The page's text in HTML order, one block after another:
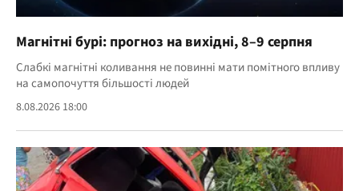
Магнітні бурі: прогноз на вихідні, 8–9 серпня
Слабкі магнітні коливання не повинні мати помітного впливу
на самопочуття більшості людей
8.08.2026 18:00